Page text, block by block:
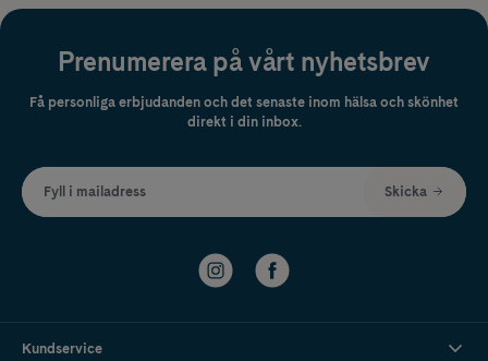
Prenumerera på vårt nyhetsbrev
Få personliga erbjudanden och det senaste inom hälsa och skönhet
direkt i din inbox.
Fyll i mailadress Skicka
Kundservice